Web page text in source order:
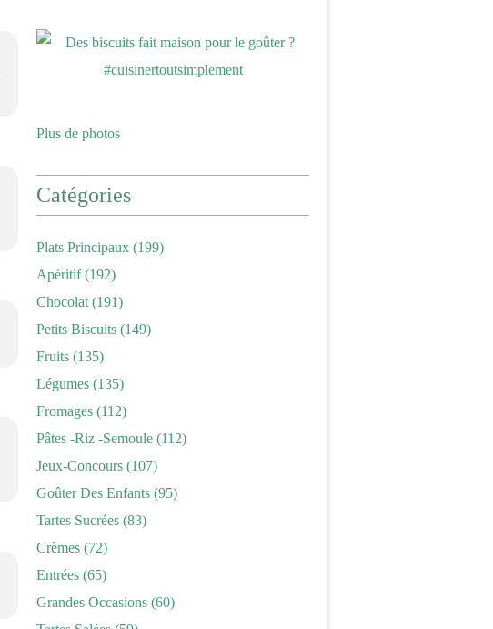
Plus de photos
Catégories
Plats Principaux (199)
Apéritif(192)
Chocolat (191)
Petits Biscuits (149)
Fruits (135)
Légumes (135)
Fromages (112)
Pâtes -riz -semoule (112)
Jeux-Concours (107)
Goûter Des Enfants (95)
Tartes Sucrées (83)
Crèmes (72)
Entrées (65)
Grandes Occasions (60)